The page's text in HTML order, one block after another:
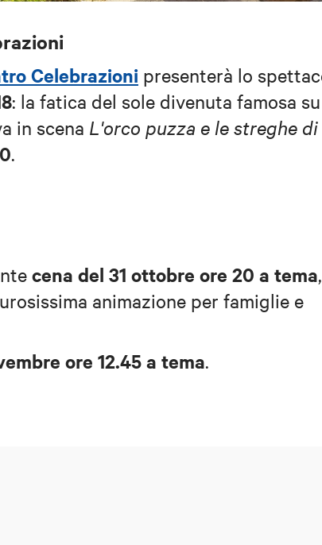
Celebrazioni presenterà lo
: la fatica del sole divenuta famosa su
in scena L'orco puzza e le streghe di
.
cena del 31 ottobre ore 20 a tema
animazione per famiglie e
ore 12.45 a tema.